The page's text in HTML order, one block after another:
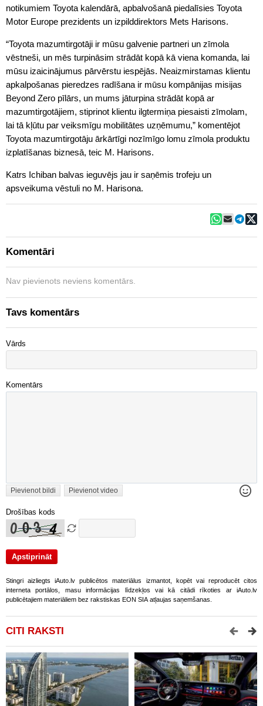
notikumiem Toyota kalendārā, apbalvošanā piedalīsies Toyota
Motor Europe prezidents un izpilddirektors Mets Harisons.
“Toyota mazumtirgotāji ir mūsu galvenie partneri un zīmola
vēstneši, un mēs turpināsim strādāt kopā kā viena komanda, lai
mūsu izaicinājumus pārvērstu iespējās. Neaizmirstamas klientu
apkalpošanas pieredzes radīšana ir mūsu kompānijas misijas
Beyond Zero pīlārs, un mums jāturpina strādāt kopā ar
mazumtirgotājiem, stiprinot klientu ilgtermiņa piesaisti zīmolam,
lai tā kļūtu par veiksmīgu mobilitātes uzņēmumu,” komentējot
Toyota mazumtirgotāju ārkārtīgi nozīmīgo lomu zīmola produktu
izplatīšanas biznesā, teic M. Harisons.
Katrs Ichiban balvas ieguvējs jau ir saņēmis trofeju un
apsveikuma vēstuli no M. Harisona.
Komentāri
Nav pievienots neviens komentārs.
Tavs komentārs
Vārds
Komentārs
Pievienot bildi Pievienot video
Drošības kods
Stingri aizliegts iAuto.lv publicētos materiālus izmantot, kopēt vai reproducēt citos
interneta portālos, masu informācijas līdzekļos vai kā citādi rīkoties ar iAuto.lv
publicētajiem materiāliem bez rakstiskas EON SIA atļaujas saņemšanas.
CITI RAKSTI